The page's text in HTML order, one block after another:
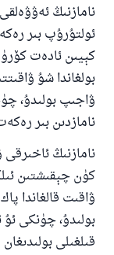
نامازنىڭ
ئولتۇرۇپ بىر
كېيىن ئادەت
بولغاندا شۇ
ۋاجىپ بولىدۇ،
نامازدىن بىر
نامازنىڭ
كۈن چېقىشتىن
ۋاقىت قالغاندا
بولىدۇ، چۈنكى ئۇ
قىلغىلى